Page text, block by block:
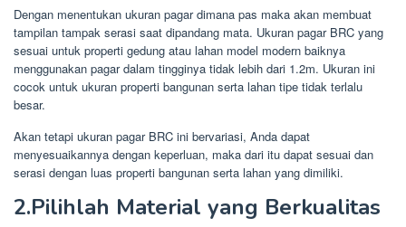
Dengan menentukan ukuran pagar dimana pas maka akan membuat
tampilan tampak serasi saat dipandang mata. Ukuran pagar BRC yang
sesuai untuk properti gedung atau lahan model modern baiknya
menggunakan pagar dalam tingginya tidak lebih dari 1.2m. Ukuran ini
cocok untuk ukuran properti bangunan serta lahan tipe tidak terlalu
besar.
Akan tetapi ukuran pagar BRC ini bervariasi, Anda dapat
menyesuaikannya dengan keperluan, maka dari itu dapat sesuai dan
serasi dengan luas properti bangunan serta lahan yang dimiliki.
2.Pilihlah Material yang Berkualitas